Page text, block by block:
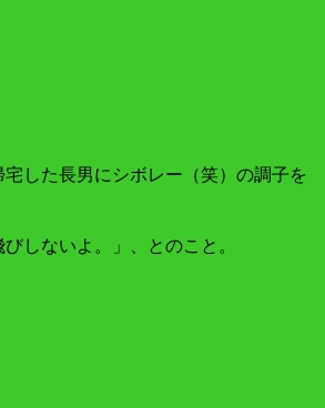
した長男にシボレー（笑）の調子を
しないよ。」、とのこと。